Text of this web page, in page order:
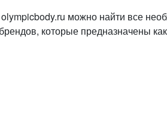
можно найти все
которые предназначены